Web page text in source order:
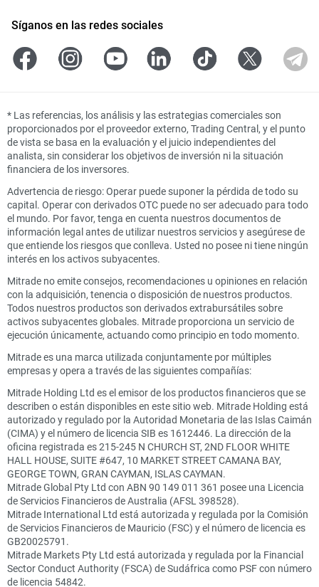
Síganos en las redes sociales
* Las referencias, los análisis y las estrategias comerciales son
proporcionados por el proveedor externo, Trading Central, y el punto
de vista se basa en la evaluación y el juicio independientes del
analista, sin considerar los objetivos de inversión ni la situación
financiera de los inversores.
Advertencia de riesgo: Operar puede suponer la pérdida de todo su
capital. Operar con derivados OTC puede no ser adecuado para todo
el mundo. Por favor, tenga en cuenta nuestros documentos de
información legal antes de utilizar nuestros servicios y asegúrese de
que entiende los riesgos que conlleva. Usted no posee ni tiene ningún
interés en los activos subyacentes.
Mitrade no emite consejos, recomendaciones u opiniones en relación
con la adquisición, tenencia o disposición de nuestros productos.
Todos nuestros productos son derivados extrabursátiles sobre
activos subyacentes globales. Mitrade proporciona un servicio de
ejecución únicamente, actuando como principio en todo momento.
Mitrade es una marca utilizada conjuntamente por múltiples
empresas y opera a través de las siguientes compañías:
Mitrade Holding Ltd es el emisor de los productos financieros que se
describen o están disponibles en este sitio web. Mitrade Holding está
autorizado y regulado por la Autoridad Monetaria de las Islas Caimán
(CIMA) y el número de licencia SIB es 1612446. La dirección de la
oficina registrada es 215-245 N CHURCH ST, 2ND FLOOR WHITE
HALL HOUSE, SUITE #647, 10 MARKET STREET CAMANA BAY,
GEORGE TOWN, GRAN CAYMAN, ISLAS CAYMAN.
Mitrade Global Pty Ltd con ABN 90 149 011 361 posee una Licencia
de Servicios Financieros de Australia (AFSL 398528).
Mitrade International Ltd está autorizada y regulada por la Comisión
de Servicios Financieros de Mauricio (FSC) y el número de licencia es
GB20025791.
Mitrade Markets Pty Ltd está autorizada y regulada por la Financial
Sector Conduct Authority (FSCA) de Sudáfrica como PSF con número
de licencia 54842.